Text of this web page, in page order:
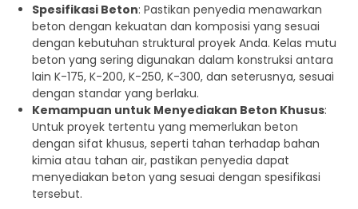
Spesifikasi Beton: Pastikan penyedia menawarkan
beton dengan kekuatan dan komposisi yang sesuai
dengan kebutuhan struktural proyek Anda. Kelas mutu
beton yang sering digunakan dalam konstruksi antara
lain K-175, K-200, K-250, K-300, dan seterusnya, sesuai
dengan standar yang berlaku.
Kemampuan untuk Menyediakan Beton Khusus:
Untuk proyek tertentu yang memerlukan beton
dengan sifat khusus, seperti tahan terhadap bahan
kimia atau tahan air, pastikan penyedia dapat
menyediakan beton yang sesuai dengan spesifikasi
tersebut.